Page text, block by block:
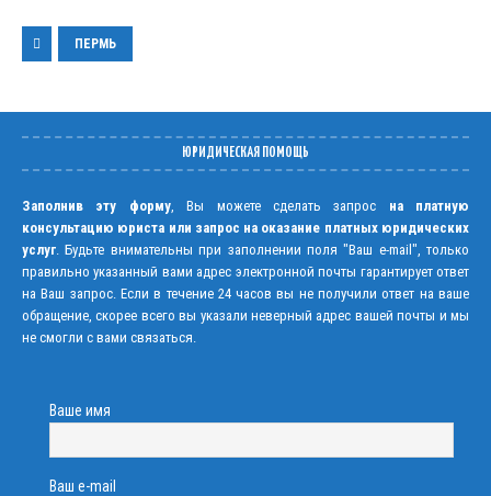
ПЕРМЬ
ЮРИДИЧЕСКАЯ ПОМОЩЬ
Заполнив эту форму, Вы можете сделать запрос на платную
консультацию юриста или запрос на оказание платных юридических
услуг. Будьте внимательны при заполнении поля "Ваш e-mail", только
правильно указанный вами адрес электронной почты гарантирует ответ
на Ваш запрос. Если в течение 24 часов вы не получили ответ на ваше
обращение, скорее всего вы указали неверный адрес вашей почты и мы
не смогли с вами связаться.
Ваше имя
Ваш e-mail